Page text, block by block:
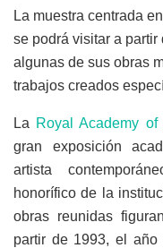
La muestra centrada
se podrá visitar a
algunas de sus obras
trabajos creados
La Royal Academy of
gran exposición
artista
honorífico de la
obras reunidas
partir de 1993, el